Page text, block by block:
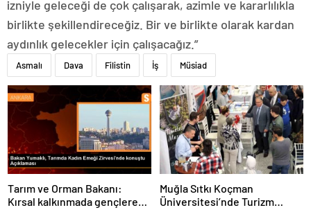
izniyle geleceği de çok çalışarak, azimle ve kararlılıkla
birlikte şekillendireceğiz. Bir ve birlikte olarak kardan
aydınlık gelecekler için çalışacağız.”
Asmalı Dava Filistin İş Müsiad
Tarım ve Orman Bakanı:
Kırsal kalkınmada gençlere
Muğla Sıtkı Koçman
Üniversitesi’nde Turizm